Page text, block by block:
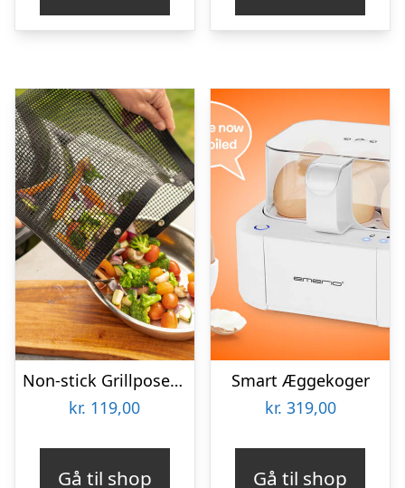
Non-stick Grillposer 2-pak – KitchPro
kr. 119,00
Gå til shop
Smart Æggekoger
kr. 319,00
Gå til shop